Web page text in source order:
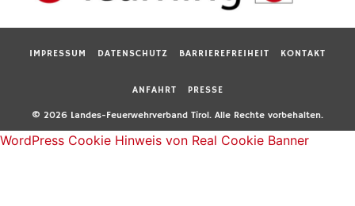
IMPRESSUM DATENSCHUTZ BARRIEREFREIHEIT KONTAKT
ANFAHRT PRESSE
© 2026 Landes-Feuerwehrverband Tirol. Alle Rechte vorbehalten.
WordPress Cookie Hinweis von Real Cookie Banner